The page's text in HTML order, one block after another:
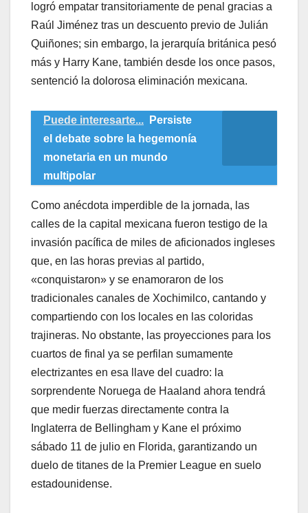
logró empatar transitoriamente de penal gracias a
Raúl Jiménez tras un descuento previo de Julián
Quiñones; sin embargo, la jerarquía británica pesó
más y Harry Kane, también desde los once pasos,
sentenció la dolorosa eliminación mexicana.
Puede interesarte...
Persiste
el debate sobre la hegemonía
monetaria en un mundo
multipolar
​Como anécdota imperdible de la jornada, las
calles de la capital mexicana fueron testigo de la
invasión pacífica de miles de aficionados ingleses
que, en las horas previas al partido,
«conquistaron» y se enamoraron de los
tradicionales canales de Xochimilco, cantando y
compartiendo con los locales en las coloridas
trajineras. No obstante, las proyecciones para los
cuartos de final ya se perfilan sumamente
electrizantes en esa llave del cuadro: la
sorprendente Noruega de Haaland ahora tendrá
que medir fuerzas directamente contra la
Inglaterra de Bellingham y Kane el próximo
sábado 11 de julio en Florida, garantizando un
duelo de titanes de la Premier League en suelo
estadounidense.